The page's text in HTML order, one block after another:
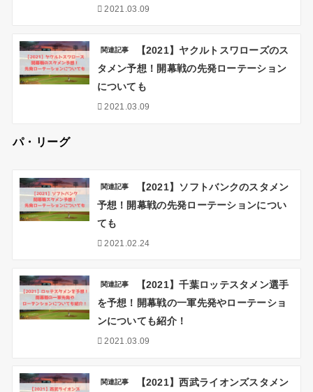
2021.03.09
関連記事
【2021】ヤクルトスワローズのス
タメン予想！開幕戦の先発ローテーション
についても
2021.03.09
パ・リーグ
関連記事
【2021】ソフトバンクのスタメン
予想！開幕戦の先発ローテーションについ
ても
2021.02.24
関連記事
【2021】千葉ロッテスタメン選手
を予想！開幕戦の一軍先発やローテーショ
ンについても紹介！
2021.03.09
関連記事 【2021】西武ライオンズスタメン